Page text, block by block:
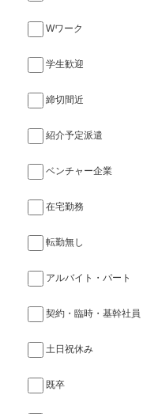
Wワーク
学生歓迎
締切間近
紹介予定派遣
ベンチャー企業
在宅勤務
転勤無し
アルバイト・パート
契約・臨時・基幹社員
土日祝休み
既卒